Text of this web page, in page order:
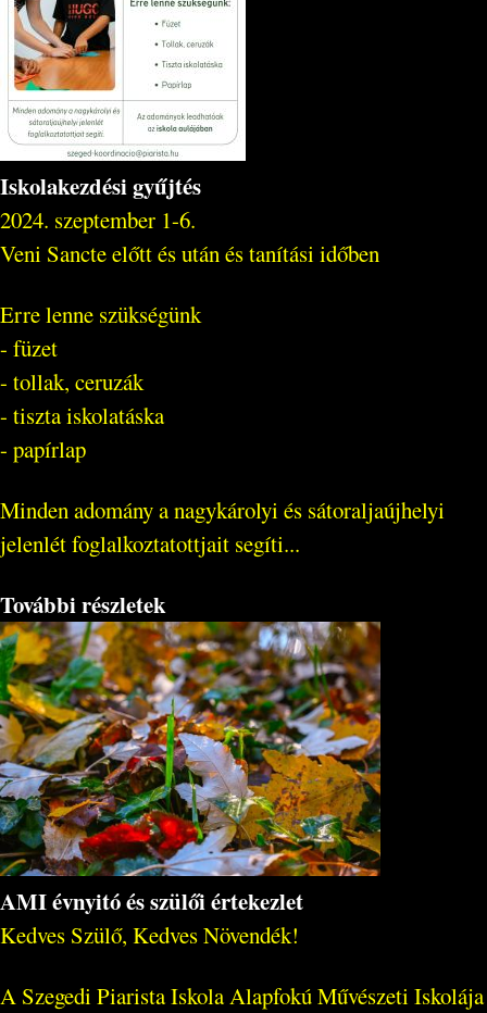
Iskolakezdési gyűjtés
2024. szeptember 1-6.
Veni Sancte előtt és után és tanítási időben
Erre lenne szükségünk
- füzet
- tollak, ceruzák
- tiszta iskolatáska
- papírlap
Minden adomány a nagykárolyi és sátoraljaújhelyi
jelenlét foglalkoztatottjait segíti...
További részletek
AMI évnyitó és szülői értekezlet
Kedves Szülő, Kedves Növendék!
A Szegedi Piarista Iskola Alapfokú Művészeti Iskolája